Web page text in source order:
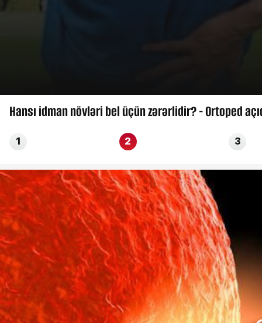
Hansı idman növləri bel üçün zərərlidir? - Ortoped
1 2 3